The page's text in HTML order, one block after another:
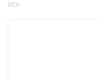
PDI